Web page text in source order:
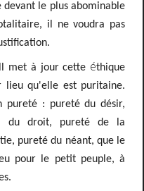
devant le plus abominable
il ne voudra pas
met à jourcette éthique
lieu qu'elle est puritaine.
pureté : pureté du désir,
du droit, pureté de la
pureté du néant, que le
pour le petit peuple, à